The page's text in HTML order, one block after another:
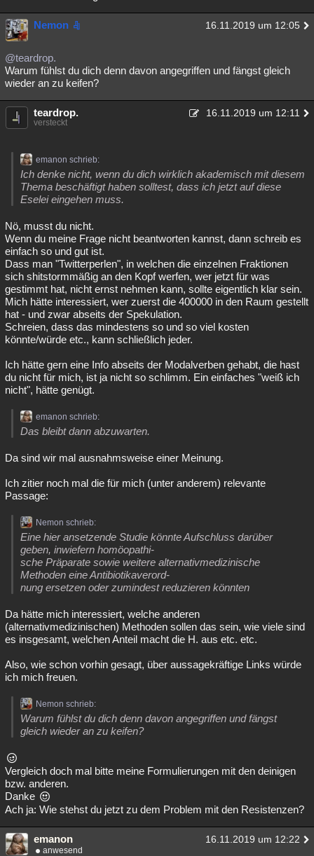
Nemon 16.11.2019 um 12:05
@teardrop.
Warum fühlst du dich denn davon angegriffen und fängst gleich
wieder an zu keifen?
teardrop. 16.11.2019 um 12:11
versteckt
emanon schrieb:
Ich denke nicht, wenn du dich wirklich akademisch mit diesem
Thema beschäftigt haben solltest, dass ich jetzt auf diese
Eselei eingehen muss.
Nö, musst du nicht.
Wenn du meine Frage nicht beantworten kannst, dann schreib es
einfach so und gut ist.
Dass man "Twitterperlen", in welchen die einzelnen Fraktionen
sich shitstormmäßig an den Kopf werfen, wer jetzt für was
gestimmt hat, nicht ernst nehmen kann, sollte eigentlich klar sein.
Mich hätte interessiert, wer zuerst die 400000 in den Raum gestellt
hat - und zwar abseits der Spekulation.
Schreien, dass das mindestens so und so viel kosten
könnte/würde etc., kann schließlich jeder.
Ich hätte gern eine Info abseits der Modalverben gehabt, die hast
du nicht für mich, ist ja nicht so schlimm. Ein einfaches "weiß ich
nicht", hätte genügt.
emanon schrieb:
Das bleibt dann abzuwarten.
Da sind wir mal ausnahmsweise einer Meinung.
Ich zitier noch mal die für mich (unter anderem) relevante
Passage:
Nemon schrieb:
Eine hier ansetzende Studie könnte Aufschluss darüber
geben, inwiefern homöopathi-
sche Präparate sowie weitere alternativmedizinische
Methoden eine Antibiotikaverord-
nung ersetzen oder zumindest reduzieren könnten
Da hätte mich interessiert, welche anderen
(alternativmedizinischen) Methoden sollen das sein, wie viele sind
es insgesamt, welchen Anteil macht die H. aus etc. etc.
Also, wie schon vorhin gesagt, über aussagekräftige Links würde
ich mich freuen.
Nemon schrieb:
Warum fühlst du dich denn davon angegriffen und fängst
gleich wieder an zu keifen?
Vergleich doch mal bitte meine Formulierungen mit den deinigen
bzw. anderen.
Danke
Ach ja: Wie stehst du jetzt zu dem Problem mit den Resistenzen?
emanon 16.11.2019 um 12:22
anwesend